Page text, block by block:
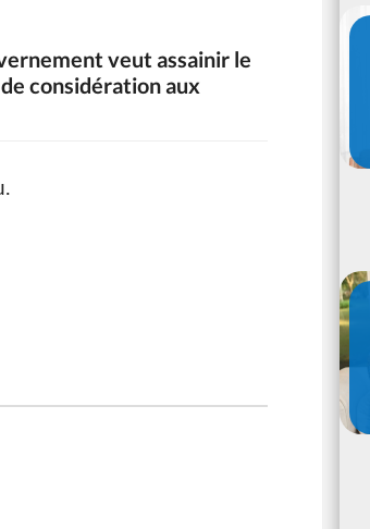
veut assainir le
considération aux